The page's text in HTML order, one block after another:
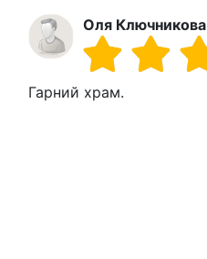
Оля Ключникова
Гарний храм.